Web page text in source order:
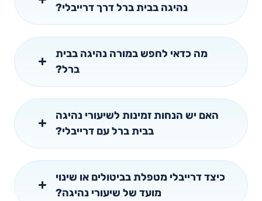
נהיגה בבית ברל דרך דרייבלי?
מה כדאי לחפש במורה נהיגה בבית
ברל?
האם יש הנחות זמינות לשיעורי נהיגה
בבית ברל עם דרייבלי?
כיצד דרייבלי מטפלת בביטולים או שינוי
מועד של שיעורי נהיגה?